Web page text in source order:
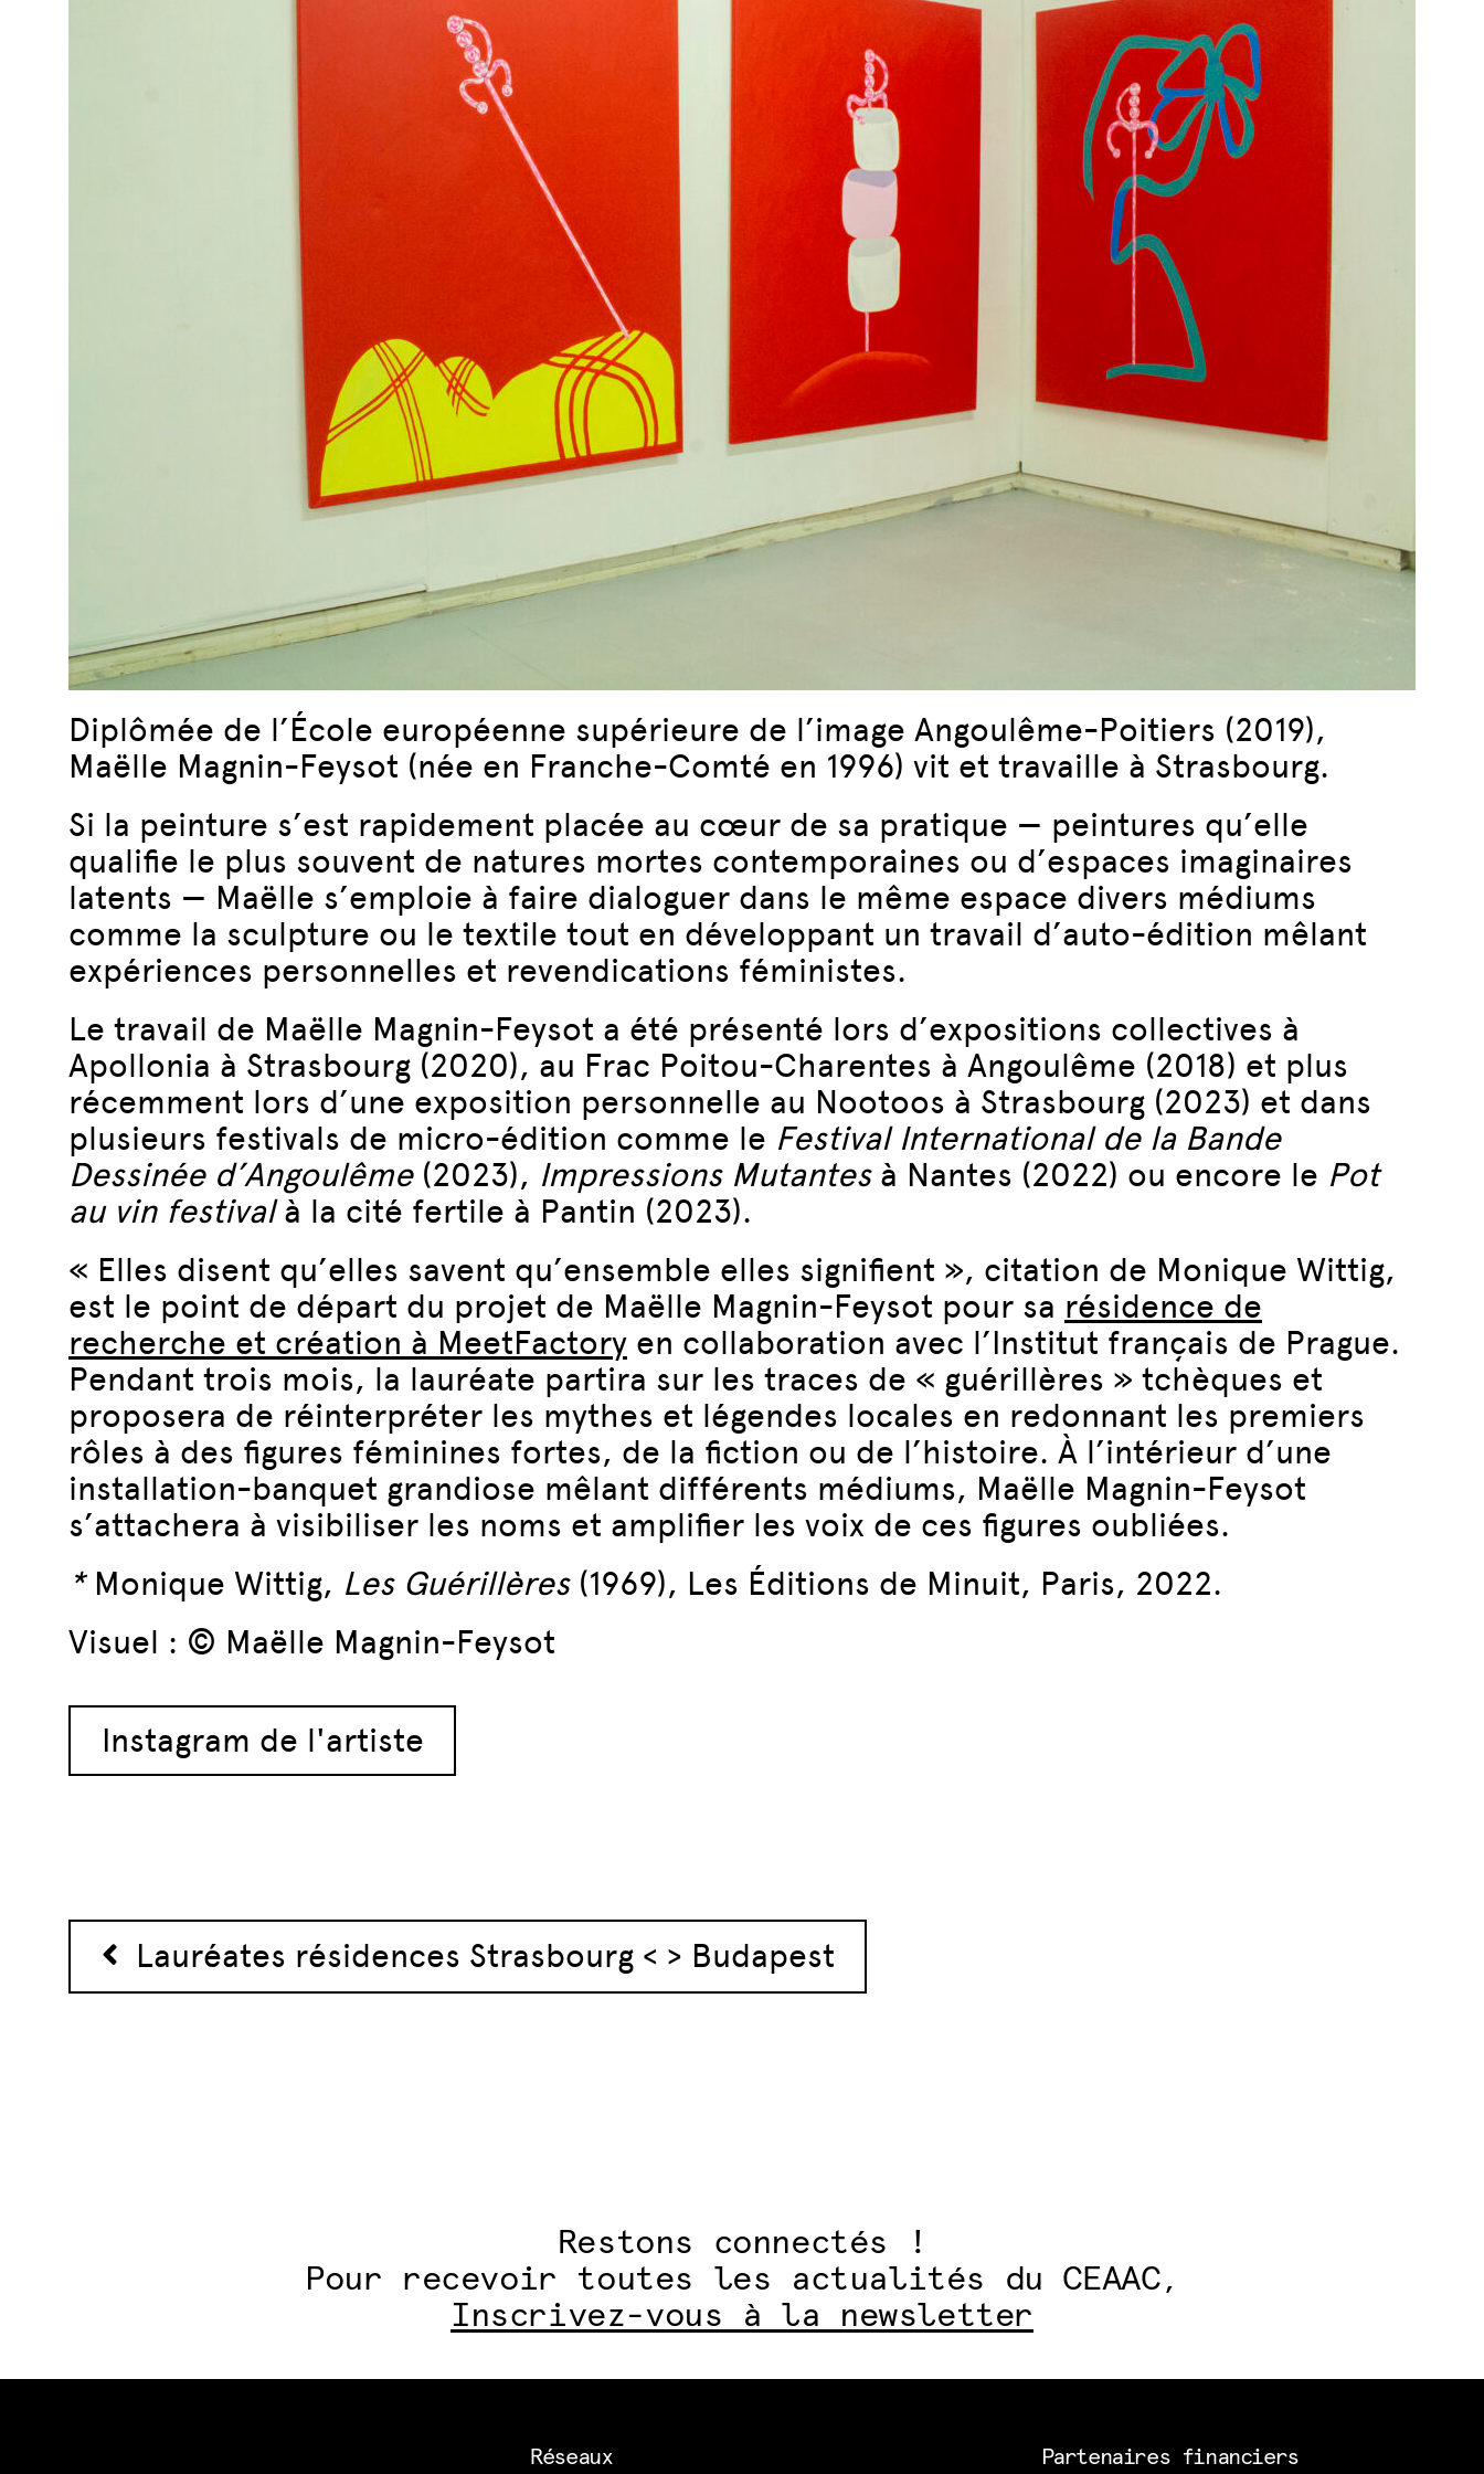
Diplômée de l’École européenne supérieure de l’image Angoulême-Poitiers (2019),
Maëlle Magnin-Feysot (née en Franche-Comté en 1996) vit et travaille à Strasbourg.
Si la peinture s’est rapidement placée au cœur de sa pratique — peintures qu’elle
qualifie le plus souvent de natures mortes contemporaines ou d’espaces imaginaires
latents — Maëlle s’emploie à faire dialoguer dans le même espace divers médiums
comme la sculpture ou le textile tout en développant un travail d’auto-édition mêlant
expériences personnelles et revendications féministes.
Le travail de Maëlle Magnin-Feysot a été présenté lors d’expositions collectives à
Apollonia à Strasbourg (2020), au Frac Poitou-Charentes à Angoulême (2018) et plus
récemment lors d’une exposition personnelle au Nootoos à Strasbourg (2023) et dans
plusieurs festivals de micro-édition comme le Festival International de la Bande
Dessinée d’Angoulême(2023), Impressions Mutantesà Nantes (2022) ou encore le Pot
au vin festivalà la cité fertile à Pantin (2023).
« Elles disent qu’elles savent qu’ensemble elles signifient », citation de Monique Wittig,
est le point de départ du projet de Maëlle Magnin-Feysot pour sa résidence de
recherche et création à MeetFactory en collaboration avec l’Institut français de Prague.
Pendant trois mois, la lauréate partira sur les traces de « guérillères » tchèques et
proposera de réinterpréter les mythes et légendes locales en redonnant les premiers
rôles à des figures féminines fortes, de la fiction ou de l’histoire. À l’intérieur d’une
installation-banquet grandiose mêlant différents médiums, Maëlle Magnin-Feysot
s’attachera à visibiliser les noms et amplifier les voix de ces figures oubliées.
* Monique Wittig, Les Guérillères (1969), Les Éditions de Minuit, Paris, 2022.
Visuel : © Maëlle Magnin-Feysot
Instagram de l'artiste
Navigation des articles
Lauréates résidences Strasbourg < > Budapest
Restons connectés !
Pour recevoir toutes les actualités du CEAAC,
Inscrivez-vous à la newsletter
Réseaux Partenaires financiers